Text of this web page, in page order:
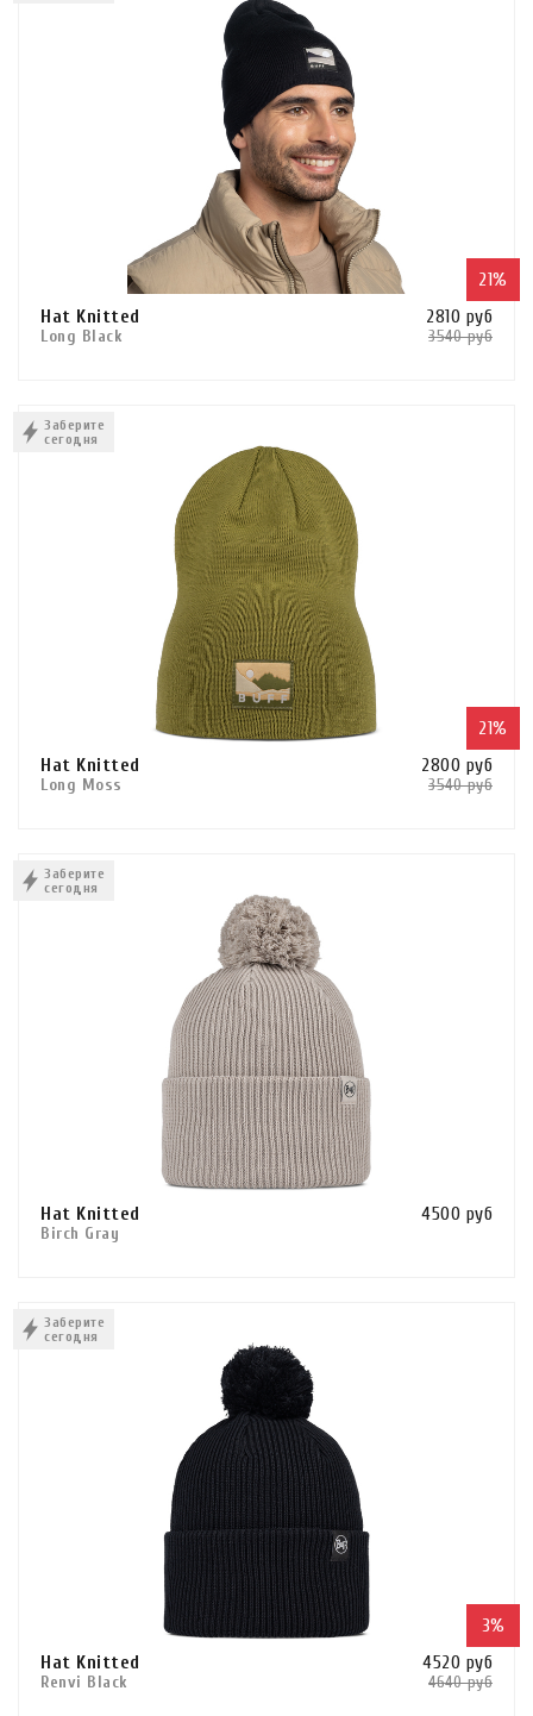
Hat Wool Heavyweight
Hat Wool Iightweight
Hat Wool Midweight
Merino Heavyweight
2
3
5
Утепление (внутри)
флис полностью
ПРИМЕНИТЬ ФИЛЬТР
КУПИТЬ В 1 КЛИК
Hat Knitted
Long Black
2810 руб
3540 руб
21%
КУПИТЬ В 1 КЛИК
Заберите
сегодня
Hat Knitted
Long Moss
2800 руб
3540 руб
21%
КУПИТЬ В 1 КЛИК
Заберите
сегодня
Hat Knitted
Birch Gray
4500 руб
КУПИТЬ В 1 КЛИК
Заберите
сегодня
Hat Knitted
Renvi Black
4520 руб
4640 руб
3%